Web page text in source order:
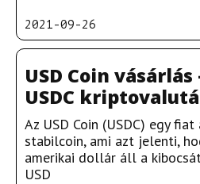
2021-09-26
USD Coin
USDC
Az USD Coin (USDC) egy
stabilcoin, ami azt jelenti,
amerikai dollár áll a
USD